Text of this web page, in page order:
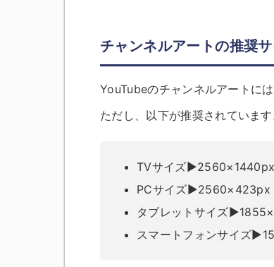
チャンネルアートの推奨
YouTubeのチャンネルアートに
ただし、以下が推奨されています
TVサイズ▶︎2560×1440px
PCサイズ▶︎2560×423px
タブレットサイズ
スマートフォンサイズ